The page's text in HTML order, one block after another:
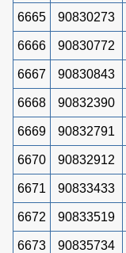
6665 90830273
6666 90830772
6667 90830843
6668 90832390
6669 90832791
6670 90832912
6671 90833433
6672 90833519
6673 90835734